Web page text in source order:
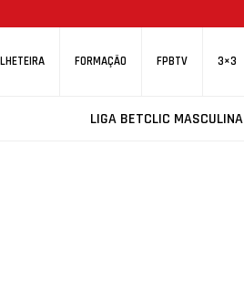
FORMAÇÃO FPBTV 3×3
LIGA BETCLIC MASCULINA